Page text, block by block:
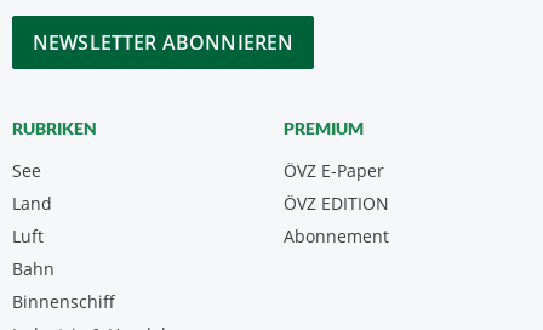
*
CAPTCHA
RUBRIKEN
See
Land
Luft
Bahn
Binnenschiff
PREMIUM
ÖVZ E-Paper
Abonnement
ÖVZ EDITION